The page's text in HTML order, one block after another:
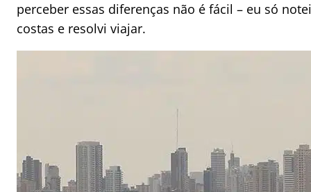
perceber essas diferenças não é fácil – eu só
costas e resolvi viajar.